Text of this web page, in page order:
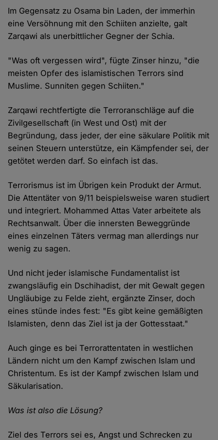
Im Gegensatz zu Osama bin Laden, der immerhin
eine Versöhnung mit den Schiiten anzielte, galt
Zarqawi als unerbittlicher Gegner der Schia.
"Was oft vergessen wird", fügte Zinser hinzu, "die
meisten Opfer des islamistischen Terrors sind
Muslime. Sunniten gegen Schiiten."
Zarqawi rechtfertigte die Terroranschläge auf die
Zivilgesellschaft (in West und Ost) mit der
Begründung, dass jeder, der eine säkulare Politik mit
seinen Steuern unterstütze, ein Kämpfender sei, der
getötet werden darf. So einfach ist das.
Terrorismus ist im Übrigen kein Produkt der Armut.
Die Attentäter von 9/11 beispielsweise waren studiert
und integriert. Mohammed Attas Vater arbeitete als
Rechtsanwalt. Über die innersten Beweggründe
eines einzelnen Täters vermag man allerdings nur
wenig zu sagen.
Und nicht jeder islamische Fundamentalist ist
zwangsläufig ein Dschihadist, der mit Gewalt gegen
Ungläubige zu Felde zieht, ergänzte Zinser, doch
eines stünde indes fest: "Es gibt keine gemäßigten
Islamisten, denn das Ziel ist ja der Gottesstaat."
Auch ginge es bei Terrorattentaten in westlichen
Ländern nicht um den Kampf zwischen Islam und
Christentum. Es ist der Kampf zwischen Islam und
Säkularisation.
Was ist also die Lösung?
Ziel des Terrors sei es, Angst und Schrecken zu